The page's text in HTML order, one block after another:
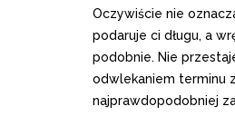
Oczywiście nie
podaruje ci długu, a
podobnie. Nie
odwlekaniem terminu
najprawdopodobniej